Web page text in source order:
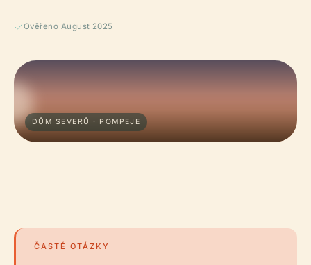
Ověřeno August 2025
DŮM SEVERŮ · POMPEJE
ČASTÉ OTÁZKY